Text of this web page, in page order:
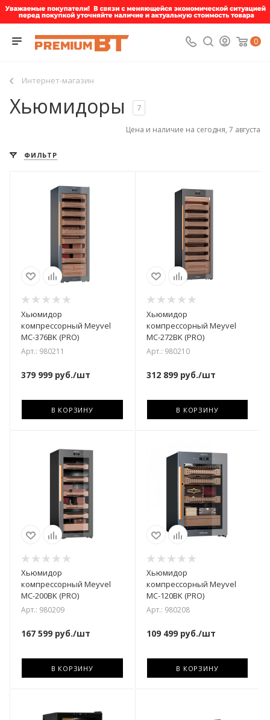
0
Интернет-магазин
Хьюмидоры 7
Цена и наличие на сегодня, 7 августа
ФИЛЬТР
Хьюмидор
компрессорный Meyvel
MC-376BK (PRO)
Арт.: 980211
379 999 руб./шт
В КОРЗИНУ
Хьюмидор
компрессорный Meyvel
MC-272BK (PRO)
Арт.: 980210
312 899руб./шт
В КОРЗИНУ
Хьюмидор
компрессорный Meyvel
MC-200BK (PRO)
Арт.: 980209
167 599 руб./шт
В КОРЗИНУ
Хьюмидор
компрессорный Meyvel
MC-120BK (PRO)
Арт.: 980208
109 499руб./шт
В КОРЗИНУ